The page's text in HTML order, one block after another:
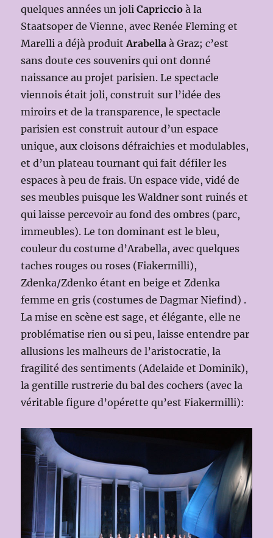
quelques années un joliCapriccio à la
Staatsoper de Vienne, avec Renée Fleming et
Marelli a déjà produitArabella à Graz; c’est
sans doute ces souvenirs qui ont donné
naissance au projet parisien. Le spectacle
viennois était joli, construit sur l’idée des
miroirs et de la transparence, le spectacle
parisien est construit autour d’un espace
unique, aux cloisons défraichies et modulables,
et d’un plateau tournant qui fait défiler les
espaces à peu de frais. Un espace vide, vidé de
ses meubles puisque les Waldner sont ruinés et
qui laisse percevoir au fond des ombres (parc,
immeubles). Le ton dominant est le bleu,
couleur du costume d’Arabella, avec quelques
taches rouges ou roses (Fiakermilli),
Zdenka/Zdenko étant en beige et Zdenka
femme en gris (costumes de Dagmar Niefind) .
La mise en scène est sage, et élégante, elle ne
problématise rien ou si peu, laisse entendre par
allusions les malheurs de l’aristocratie, la
fragilité des sentiments (Adelaide et Dominik),
la gentille rustrerie du bal des cochers (avec la
véritable figure d’opérette qu’est Fiakermilli):